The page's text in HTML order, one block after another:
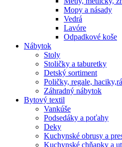
Mopy a násady
Vedrá
Lavóre
Odpadkové koše
Nábytok
Stoly
Stoličky a taburetky
Detský sortiment
Poličky, regale,
Záhradný nábytok
Bytový textil
Vankúše
Podsedáky a poťahy
Deky
Kuchynské obrusy a
Kuchynské chňapky a